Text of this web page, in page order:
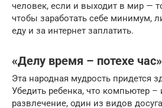
человек, если и выходит в мир —
чтобы заработать себе минимум,
еду и за интернет заплатить.
«Делу время – потехе час»
Эта народная мудрость придется
Убедить ребенка, что компьютер –
развлечение, один из видов